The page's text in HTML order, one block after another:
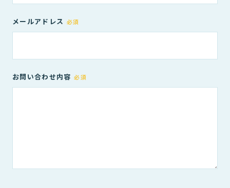
メールアドレス 必須
お問い合わせ内容 必須